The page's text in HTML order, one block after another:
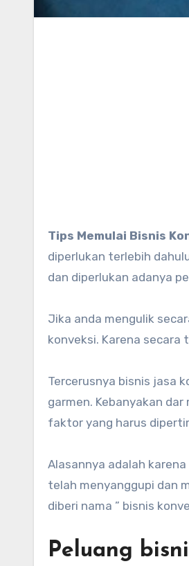
Tips Memulai Bisnis
diperlukan terlebih
dan diperlukan adanya
Jika anda mengulik
konveksi. Karena secara
Tercerusnya bisnis jasa
garmen. Kebanyakan
faktor yang harus
Alasannya adalah
telah menyanggupi dan
diberi nama ” bisnis
Peluang